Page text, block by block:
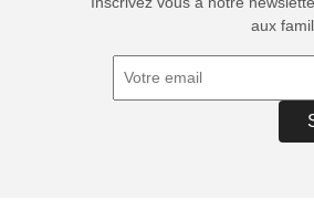
aux